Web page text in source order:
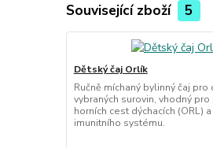
Související zboží 5
Dětský čaj Orlík
Ručně míchaný bylinný čaj pro
vybraných surovin, vhodný
horních cest dýchacích (ORL)
imunitního systému.